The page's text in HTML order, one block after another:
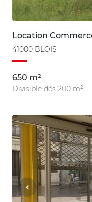
Location
41000 BLOIS
650 m²
Divisible dès 200 m²